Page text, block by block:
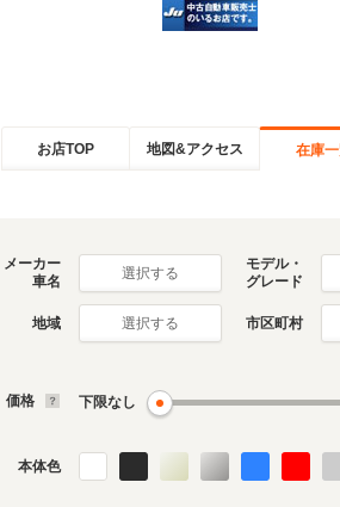
お店TOP 地図&アクセス 在庫
メーカー
車名
選択する
モデル・
グレード
地域 選択する 市区町村
価格 下限なし
本体色